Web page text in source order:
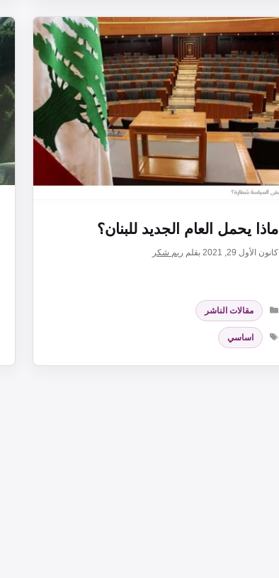
ماذا يحمل العام الجديد للبنان؟
كانون الأول 29, 2021 بقلم ريم شكر
التصنيفات
مقالات الناشر
الوسوم
اساسي